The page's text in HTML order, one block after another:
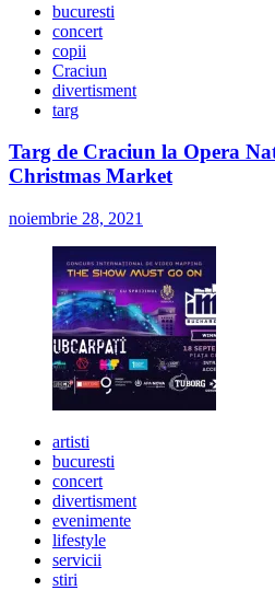
bucuresti
concert
copii
Craciun
divertisment
targ
Targ de Craciun la Opera
Christmas Market
noiembrie 28, 2021
artisti
bucuresti
concert
divertisment
evenimente
lifestyle
servicii
stiri